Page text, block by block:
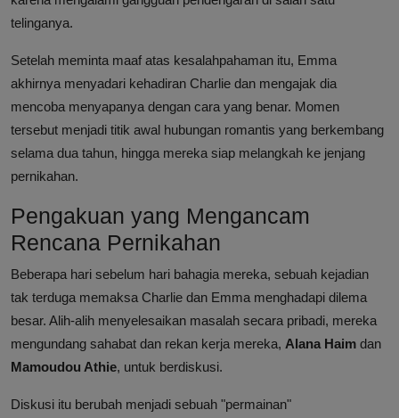
telinganya.
Setelah meminta maaf atas kesalahpahaman itu, Emma
akhirnya menyadari kehadiran Charlie dan mengajak dia
mencoba menyapanya dengan cara yang benar. Momen
tersebut menjadi titik awal hubungan romantis yang berkembang
selama dua tahun, hingga mereka siap melangkah ke jenjang
pernikahan.
Pengakuan yang Mengancam
Rencana Pernikahan
Beberapa hari sebelum hari bahagia mereka, sebuah kejadian
tak terduga memaksa Charlie dan Emma menghadapi dilema
besar. Alih-alih menyelesaikan masalah secara pribadi, mereka
mengundang sahabat dan rekan kerja mereka, Alana Haim dan
Mamoudou Athie, untuk berdiskusi.
Diskusi itu berubah menjadi sebuah "permainan"